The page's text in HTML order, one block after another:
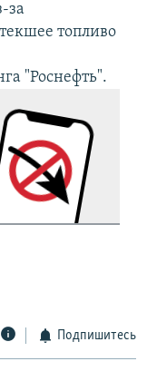
за
топливо
"Роснефть".
Подпишитесь